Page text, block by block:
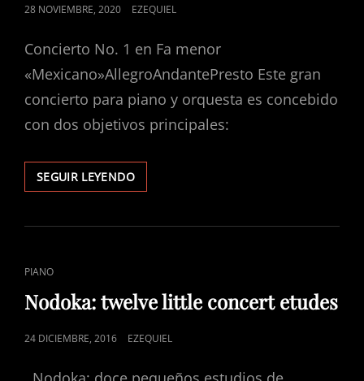
PUBLICADO
28 NOVIEMBRE, 2020 EZEQUIEL
Concierto No. 1 en Fa menor
«Mexicano»AllegroAndantePresto Este gran
concierto para piano y orquesta es concebido
con dos objetivos principales:
SEGUIR LEYENDOCONCIERTO
NO.
ENLACES
DE
CATEGORÍAS
PIANO
Nodoka: twelve little concert etudes
PUBLICADO
24 DICIEMBRE, 2016 EZEQUIEL